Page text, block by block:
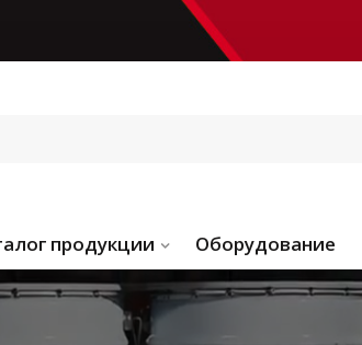
продукции Оборудование